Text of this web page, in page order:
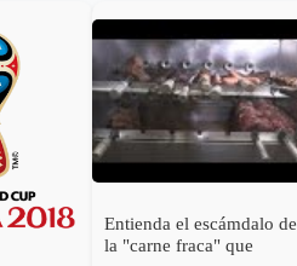
Entienda el escámdalo de
la "carne fraca" que